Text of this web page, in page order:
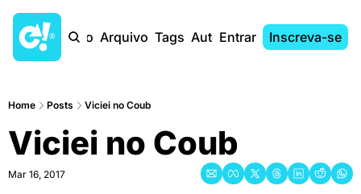
Início Arquivo Tags AutoresEntrar Inscreva-se
Home Posts Viciei no Coub
Viciei no Coub
Mar 16, 2017